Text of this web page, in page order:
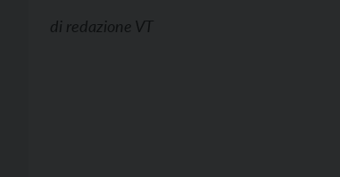
di redazione VT